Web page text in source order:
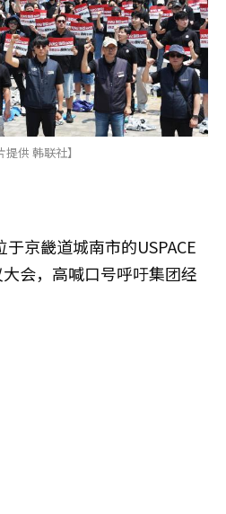
提供 韩联社】
京畿道城南市的USPACE
会，高喊口号呼吁集团经